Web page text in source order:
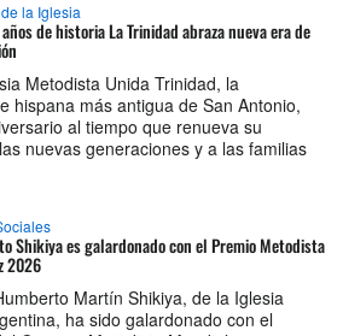
la Iglesia
de historia La Trinidad abraza nueva era de
Metodista Unida Trinidad, la
hispana más antigua de San Antonio,
al tiempo que renueva su
nuevas generaciones y a las familias
Shikiya es galardonado con el Premio Metodista
2026
Martín Shikiya, de la Iglesia
ha sido galardonado con el